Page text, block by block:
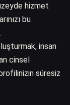
hizmet
bu
insan
cinsel
süresiz